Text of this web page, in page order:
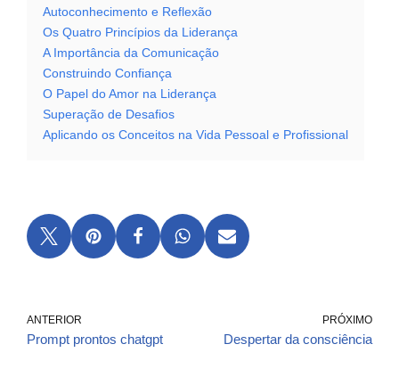
Autoconhecimento e Reflexão
Os Quatro Princípios da Liderança
A Importância da Comunicação
Construindo Confiança
O Papel do Amor na Liderança
Superação de Desafios
Aplicando os Conceitos na Vida Pessoal e Profissional
ANTERIOR
Prompt prontos chatgpt
PRÓXIMO
Despertar da consciência